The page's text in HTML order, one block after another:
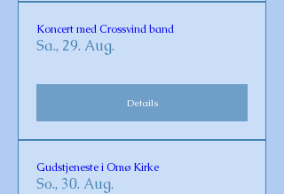
Koncert med Crossvind band
Sa., 29. Aug.
Details
Gudstjeneste i Omø Kirke
So., 30. Aug.